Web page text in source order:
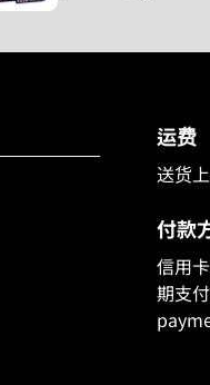
运费
送货
付款
信用
期支